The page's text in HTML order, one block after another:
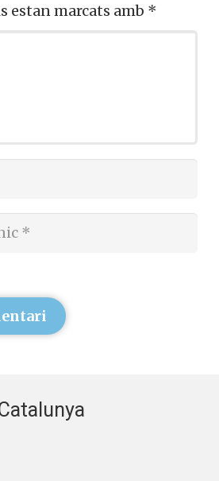
estan marcats amb *